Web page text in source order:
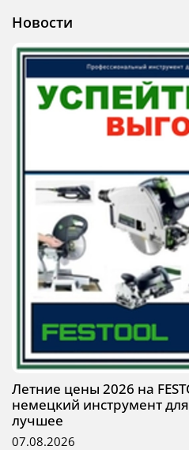
Новости
Летние цены 2026 на
немецкий инструмент
лучшее
07.08.2026